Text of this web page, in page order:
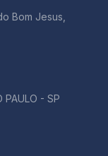
Bom Jesus,
PAULO - SP